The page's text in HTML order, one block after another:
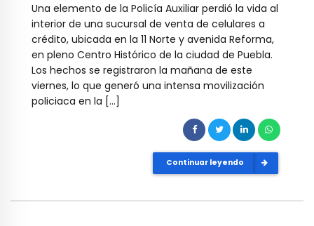
Una elemento de la Policía Auxiliar perdió la vida al
interior de una sucursal de venta de celulares a
crédito, ubicada en la 11 Norte y avenida Reforma,
en pleno Centro Histórico de la ciudad de Puebla.
Los hechos se registraron la mañana de este
viernes, lo que generó una intensa movilización
policiaca en la […]
Continuar leyendo